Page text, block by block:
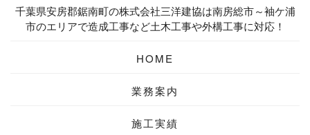
千葉県安房郡鋸南町の株式会社三洋建協は南房総市～袖ケ浦
市のエリアで造成工事など土木工事や外構工事に対応！
HOME
業務案内
施工実績